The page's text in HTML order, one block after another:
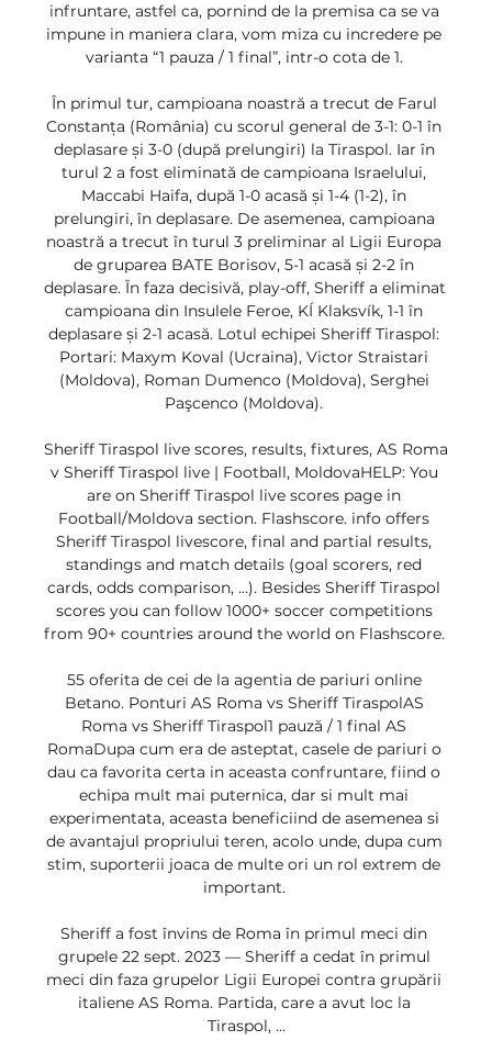
infruntare, astfel ca, pornind de la premisa ca se va
impune in maniera clara, vom miza cu incredere pe
varianta “1 pauza / 1 final”, intr-o cota de 1.
În primul tur, campioana noastră a trecut de Farul
Constanța (România) cu scorul general de 3-1: 0-1 în
deplasare și 3-0 (după prelungiri) la Tiraspol. Iar în
turul 2 a fost eliminată de campioana Israelului,
Maccabi Haifa, după 1-0 acasă și 1-4 (1-2), în
prelungiri, în deplasare. De asemenea, campioana
noastră a trecut în turul 3 preliminar al Ligii Europa
de gruparea BATE Borisov, 5-1 acasă și 2-2 în
deplasare. În faza decisivă, play-off, Sheriff a eliminat
campioana din Insulele Feroe, KÍ Klaksvík, 1-1 în
deplasare și 2-1 acasă. Lotul echipei Sheriff Tiraspol:
Portari: Maxym Koval (Ucraina), Victor Straistari
(Moldova), Roman Dumenco (Moldova), Serghei
Paşcenco (Moldova).
Sheriff Tiraspol live scores, results, fixtures, AS Roma
v Sheriff Tiraspol live | Football, MoldovaHELP: You
are on Sheriff Tiraspol live scores page in
Football/Moldova section. Flashscore. info offers
Sheriff Tiraspol livescore, final and partial results,
standings and match details (goal scorers, red
cards, odds comparison, …). Besides Sheriff Tiraspol
scores you can follow 1000+ soccer competitions
from 90+ countries around the world on Flashscore.
55 oferita de cei de la agentia de pariuri online
Betano. Ponturi AS Roma vs Sheriff TiraspolAS
Roma vs Sheriff Tiraspol1 pauză / 1 final AS
RomaDupa cum era de asteptat, casele de pariuri o
dau ca favorita certa in aceasta confruntare, fiind o
echipa mult mai puternica, dar si mult mai
experimentata, aceasta beneficiind de asemenea si
de avantajul propriului teren, acolo unde, dupa cum
stim, suporterii joaca de multe ori un rol extrem de
important.
Sheriff a fost învins de Roma în primul meci din
grupele 22 sept. 2023 — Sheriff a cedat în primul
meci din faza grupelor Ligii Europei contra grupării
italiene AS Roma. Partida, care a avut loc la
Tiraspol, ...